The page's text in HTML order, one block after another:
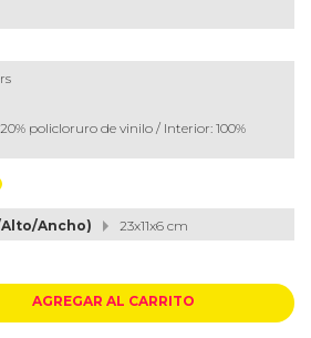
policloruro de vinilo / Interior: 100%
Ancho) 23x11x6 cm
AGREGAR AL CARRITO